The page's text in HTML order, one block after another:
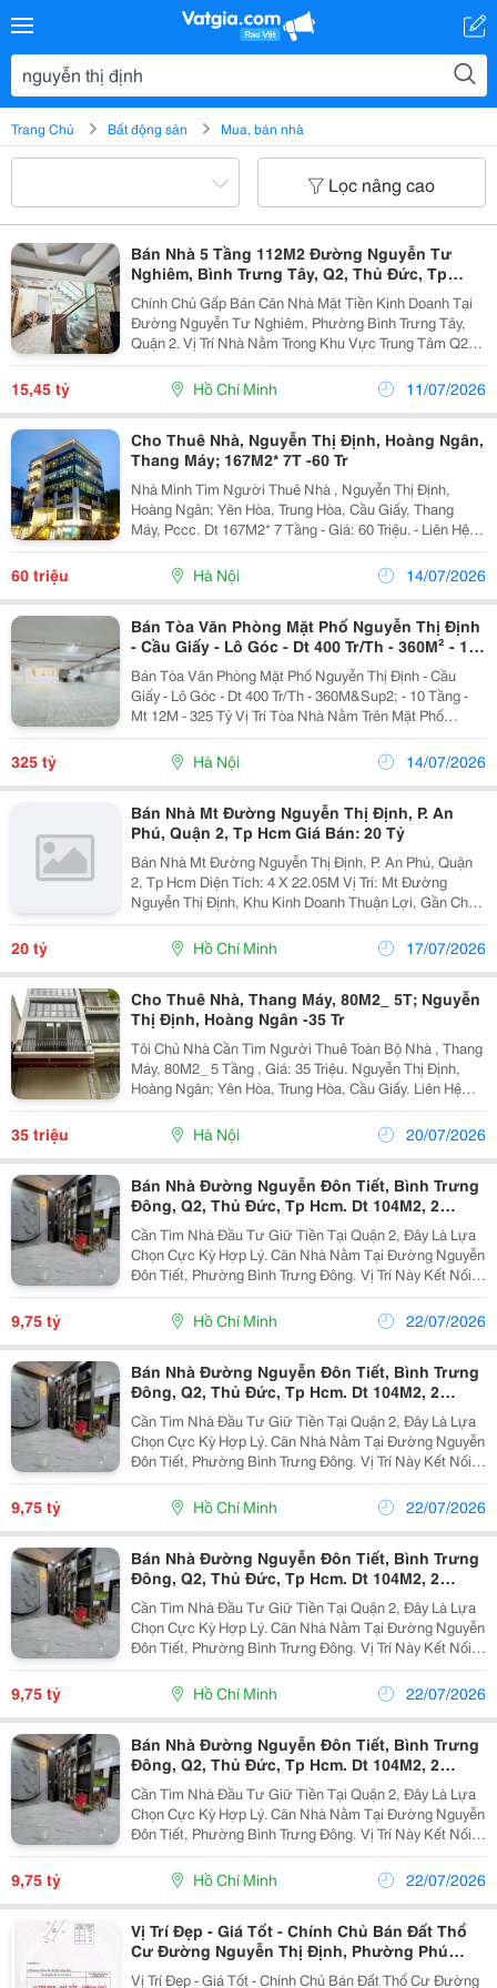
Trang Chủ Bất động sản Mua, bán nhà
Lọc nâng cao
Bán Nhà 5 Tầng 112M2 Đường Nguyễn Tư
Nghiêm, Bình Trưng Tây, Q2, Thủ Đức, Tp
Hcm. Giá 15.45 Tỷ.
Chính Chủ Gấp Bán Căn Nhà Mặt Tiền Kinh Doanh Tại
Đường Nguyễn Tư Nghiêm, Phường Bình Trưng Tây,
Quận 2. Vị Trí Nhà Nằm Trong Khu Vực Trung Tâm Q2
Dân Trí Cao, Giao Thông Kết Nối Thuận Tiện, Chỉ Vài
Bước Ra Nguyễn Duy Trinh, Nguyễn Thị Định, Cao...
15,45 tỷ Hồ Chí Minh 11/07/2026
Cho Thuê Nhà, Nguyễn Thị Định, Hoàng Ngân,
Thang Máy; 167M2* 7T -60 Tr
Nhà Mình Tìm Người Thuê Nhà , Nguyễn Thị Định,
Hoàng Ngân; Yên Hòa, Trung Hòa, Cầu Giấy, Thang
Máy, Pccc. Dt 167M2* 7 Tầng - Giá: 60 Triệu. - Liên Hệ
Trực Tiếp Chính Chủ: 0943468783 - Vỉa Hè Lớn, Mặt
Tiền Rộng, Thoáng. - Vị Trí Ngay Gần Ngã Ba, Khu...
60 triệu Hà Nội 14/07/2026
Bán Tòa Văn Phòng Mặt Phố Nguyễn Thị Định
- Cầu Giấy - Lô Góc - Dt 400 Tr/Th - 360M² - 10
Tầng - Mt 12M - 325 Tỷ
Bán Tòa Văn Phòng Mặt Phố Nguyễn Thị Định - Cầu
Giấy - Lô Góc - Dt 400 Tr/Th - 360M&Sup2; - 10 Tầng -
Mt 12M - 325 Tỷ Vị Trí Tòa Nhà Nằm Trên Mặt Phố
Nguyễn Thị Định, Lô Góc, Vị Trí Đắc Địa, Khu Vực Tập
Trung Nhiều Văn Phòng Và Doanh...
325 tỷ Hà Nội 14/07/2026
Bán Nhà Mt Đường Nguyễn Thị Định, P. An
Phú, Quận 2, Tp Hcm Giá Bán: 20 Tỷ
Bán Nhà Mt Đường Nguyễn Thị Định, P. An Phú, Quận
2, Tp Hcm Diện Tích: 4 X 22.05M Vị Trí: Mt Đường
Nguyễn Thị Định, Khu Kinh Doanh Thuận Lợi, Gần Chợ,
Sát Đường Dẫn Vào Cao Tốc, Giao Thông Thuận Lợi
&Hellip;.. Pháp Lý: Sổ Hồng Giá Bán: 20 Tỷ...
20 tỷ Hồ Chí Minh 17/07/2026
Cho Thuê Nhà, Thang Máy, 80M2_ 5T; Nguyễn
Thị Định, Hoàng Ngân -35 Tr
Tôi Chủ Nhà Cần Tìm Người Thuê Toàn Bộ Nhà , Thang
Máy, 80M2_ 5 Tầng , Giá: 35 Triệu. Nguyễn Thị Định,
Hoàng Ngân; Yên Hòa, Trung Hòa, Cầu Giấy. Liên Hệ
Chính Chủ: 0988289962 _Vỉa Hè Lớn, Mặt Tiền Rộng,
Thoáng. _Vị Trí Ngay Ngã Ba, Khu Đông Dân Cư,...
35 triệu Hà Nội 20/07/2026
Bán Nhà Đường Nguyễn Đôn Tiết, Bình Trưng
Đông, Q2, Thủ Đức, Tp Hcm. Dt 104M2, 2
Tầng, Shr, Giá 9,75 Tỷ.
Cần Tìm Nhà Đầu Tư Giữ Tiền Tại Quận 2, Đây Là Lựa
Chọn Cực Kỳ Hợp Lý. Căn Nhà Nằm Tại Đường Nguyễn
Đôn Tiết, Phường Bình Trưng Đông. Vị Trí Này Kết Nối
Giao Thông Thuận Tiện, Chỉ Vài Bước Là Ra Nguyễn
Thị Định, Đồng Văn Cống, Võ Chí Công, Khu Dân...
9,75 tỷ Hồ Chí Minh 22/07/2026
Bán Nhà Đường Nguyễn Đôn Tiết, Bình Trưng
Đông, Q2, Thủ Đức, Tp Hcm. Dt 104M2, 2
Tầng, Shr, Giá 9,75 Tỷ.
Cần Tìm Nhà Đầu Tư Giữ Tiền Tại Quận 2, Đây Là Lựa
Chọn Cực Kỳ Hợp Lý. Căn Nhà Nằm Tại Đường Nguyễn
Đôn Tiết, Phường Bình Trưng Đông. Vị Trí Này Kết Nối
Giao Thông Thuận Tiện, Chỉ Vài Bước Là Ra Nguyễn
Thị Định, Đồng Văn Cống, Võ Chí Công, Khu Dân...
9,75 tỷ Hồ Chí Minh 22/07/2026
Bán Nhà Đường Nguyễn Đôn Tiết, Bình Trưng
Đông, Q2, Thủ Đức, Tp Hcm. Dt 104M2, 2
Tầng, Shr, Giá 9,75 Tỷ.
Cần Tìm Nhà Đầu Tư Giữ Tiền Tại Quận 2, Đây Là Lựa
Chọn Cực Kỳ Hợp Lý. Căn Nhà Nằm Tại Đường Nguyễn
Đôn Tiết, Phường Bình Trưng Đông. Vị Trí Này Kết Nối
Giao Thông Thuận Tiện, Chỉ Vài Bước Là Ra Nguyễn
Thị Định, Đồng Văn Cống, Võ Chí Công, Khu Dân...
9,75 tỷ Hồ Chí Minh 22/07/2026
Bán Nhà Đường Nguyễn Đôn Tiết, Bình Trưng
Đông, Q2, Thủ Đức, Tp Hcm. Dt 104M2, 2
Tầng, Shr, Giá 9,75 Tỷ.
Cần Tìm Nhà Đầu Tư Giữ Tiền Tại Quận 2, Đây Là Lựa
Chọn Cực Kỳ Hợp Lý. Căn Nhà Nằm Tại Đường Nguyễn
Đôn Tiết, Phường Bình Trưng Đông. Vị Trí Này Kết Nối
Giao Thông Thuận Tiện, Chỉ Vài Bước Là Ra Nguyễn
Thị Định, Đồng Văn Cống, Võ Chí Công, Khu Dân...
9,75 tỷ Hồ Chí Minh 22/07/2026
Vị Trí Đẹp - Giá Tốt - Chính Chủ Bán Đất Thổ
Cư Đường Nguyễn Thị Định, Phường Phú
Khương, Tp Bến Tre
Vị Trí Đẹp - Giá Tốt - Chính Chủ Bán Đất Thổ Cư Đường